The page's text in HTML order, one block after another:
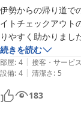
ております。
様々な食材をお楽
えを行っております
また豊川では、地
した豚汁をご用意
またライブラリー
りでございます。
ウェルカムドリ
伊勢からの帰り道で
イトチェックアウト
りやすく助かりまし
お部屋の階に着いた
ロントに連絡した時
お部屋の清掃もすみ
ンクもとてもキレイ
朝食も、とても美味
続きを読む
部屋: 4 | 接客・サービス
設備: 4 | 清潔さ: 5
183